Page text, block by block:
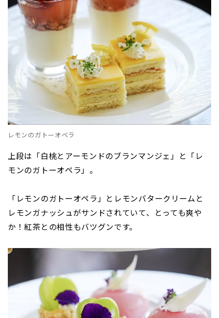
レモンのガトーオペラ
上段は「白桃とアーモンドのブランマンジェ」と「レ
モンのガトーオペラ」。
「レモンのガトーオペラ」とレモンバタークリームと
レモンガナッシュがサンドされていて、とっても爽や
か！紅茶との相性もバツグンです。